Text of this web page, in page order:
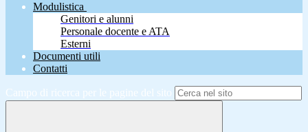
Modulistica
Genitori e alunni
Personale docente e ATA
Esterni
Documenti utili
Contatti
Campo di ricerca per le pagine del sito